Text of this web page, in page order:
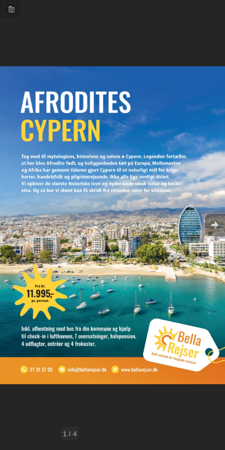
1 / 4